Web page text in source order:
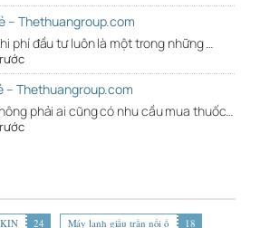
– Thethuangroup.com
phí đầu tư luôn là một trong những …
– Thethuangroup.com
phải ai cũng có nhu cầu mua thuốc…
24 Máy lạnh giấu trần nối ố 18